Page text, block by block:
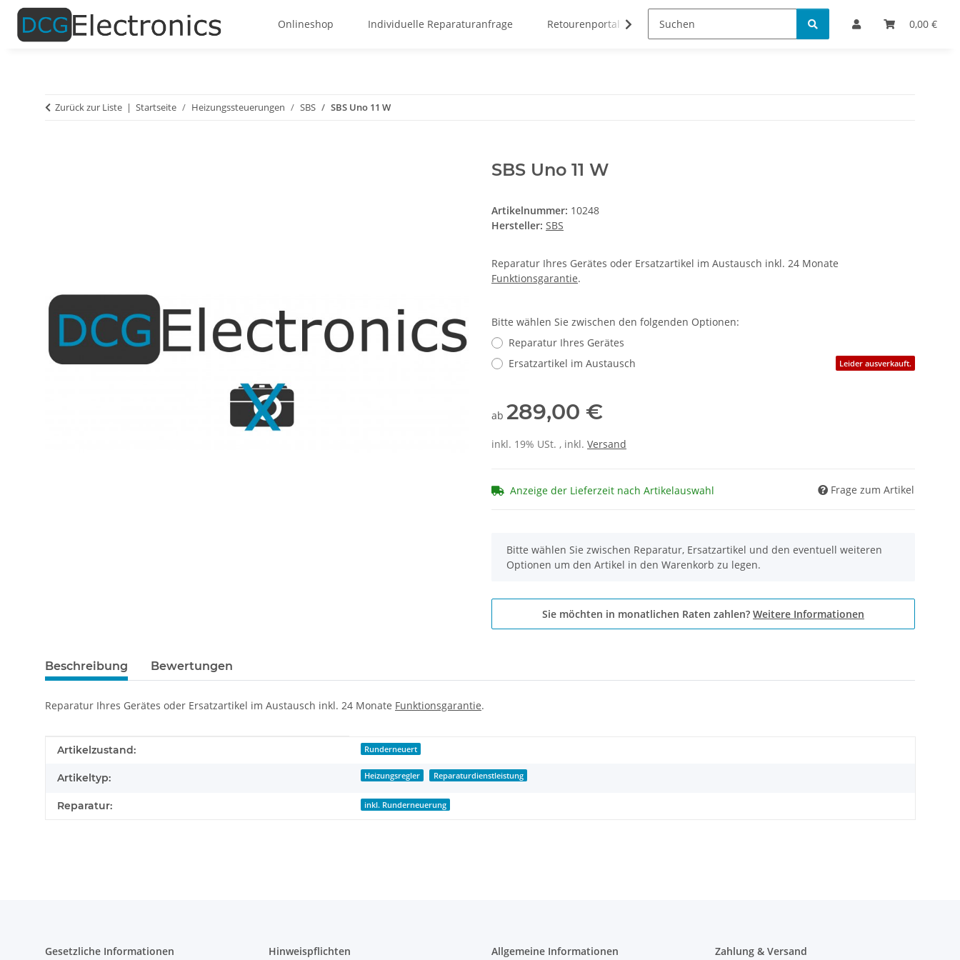
0,00 €
Onlineshop Individuelle Reparaturanfrage Retourenportal Bestellinformationen
Zurück zur Liste Startseite Heizungssteuerungen SBS SBS Uno 11 W
SBS Uno 11 W
Artikelnummer: 10248
Hersteller: SBS
Reparatur Ihres Gerätes oder Ersatzartikel im Austausch inkl. 24 Monate
Funktionsgarantie.
Bitte wählen Sie zwischen den folgenden Optionen:
Reparatur Ihres Gerätes
Ersatzartikel im Austausch
Leider ausverkauft.
ab 289,00 €
inkl. 19% USt. , inkl. Versand
Anzeige der Lieferzeit nach Artikelauswahl Frage zum Artikel
x
Bitte wählen Sie zwischen Reparatur, Ersatzartikel und den eventuell weiteren
Optionen um den Artikel in den Warenkorb zu legen.
Sie möchten in monatlichen Raten zahlen? Weitere Informationen
Beschreibung Bewertungen
Reparatur Ihres Gerätes oder Ersatzartikel im Austausch inkl. 24 Monate Funktionsgarantie.
Produkteigenschaft
Wert
Artikelzustand: Runderneuert
Artikeltyp: Heizungsregler Reparaturdienstleistung
Reparatur: inkl. Runderneuerung
Gesetzliche Informationen Hinweispflichten Allgemeine Informationen Zahlung & Versand